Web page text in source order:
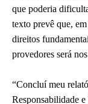
que poderia
texto prevê que,
direitos
provedores será
“Concluí meu
Responsabilidade